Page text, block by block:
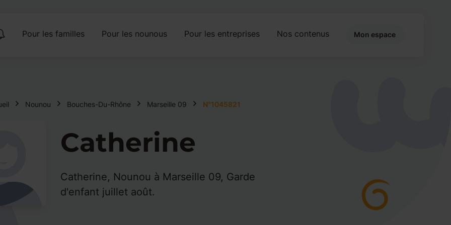
Pour les familles Pour les nounous Pour les entreprises Nos contenus Mon espace
Nounou Bouches-Du-Rhône Marseille 09 N°1045821
Catherine
Catherine, Nounou à Marseille 09, Garde
d'enfant juillet août.